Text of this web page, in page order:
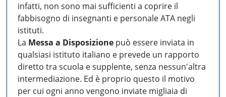
infatti, non sono mai sufficienti a coprire il
fabbisogno di insegnanti e personale ATA negli
istituti.
La Messa a Disposizione può essere inviata in
qualsiasi istituto italiano e prevede un rapporto
diretto tra scuola e supplente, senza nessun'altra
intermediazione. Ed è proprio questo il motivo
per cui ogni anno vengono inviate migliaia di